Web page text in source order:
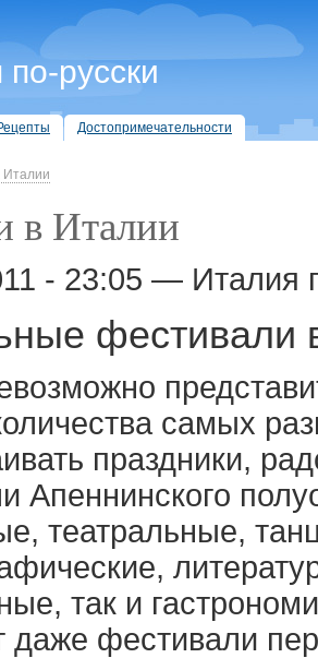
русски
Достопримечательности
в Италии
- 23:05 — Италия
фестивали
самых
праздники,
Апеннинского
театральные,
так и
даже фестивали